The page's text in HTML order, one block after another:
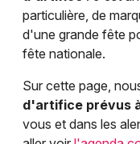
particulière, de
d'une grande fête
fête nationale.
Sur cette page,
d'artifice prévus
vous et dans les